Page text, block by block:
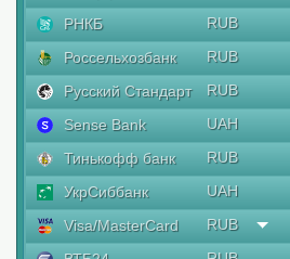
РНКБ
RUB
Россельхозбанк
RUB
Русский Стандарт
RUB
Sense Bank
UAH
Тинькофф банк
RUB
УкрСиббанк
UAH
Visa/MasterCard
RUB